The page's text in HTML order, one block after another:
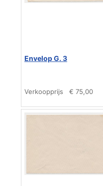
Envelop G. 3
Verkoopprijs € 75,00